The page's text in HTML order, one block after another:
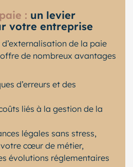
: un levier
votre entreprise
de la paie
de nombreux avantages
d’erreurs et des
liés à la gestion de la
légales sans stress,
cœur de métier,
évolutions réglementaires